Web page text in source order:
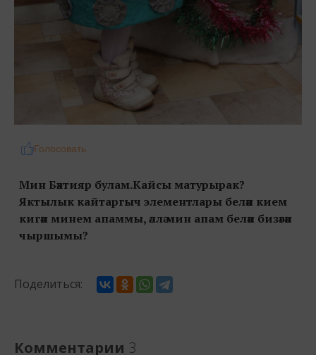
Голосовать
Мин Бәхтияр булам.Кайсы матурырак?
Яктылык кайтаргыч элементлары белән кием
кигән минем апаммы, әллә мин апам белән бизәгән
чыршымы?
Поделиться:
Комментарии 3